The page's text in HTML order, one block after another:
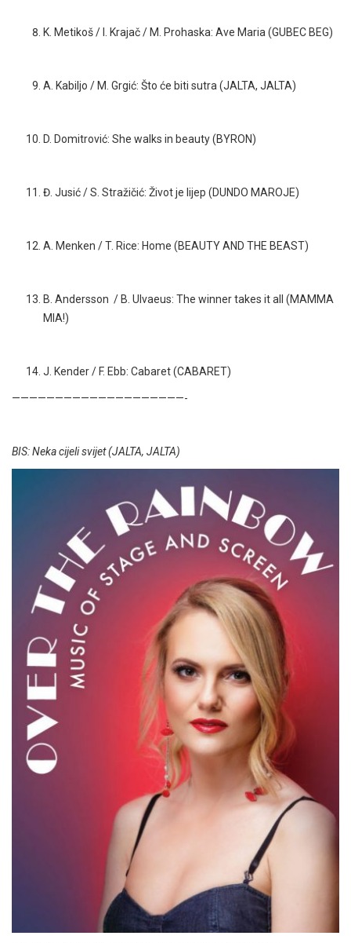
K. Metikoš / I. Krajač / M. Prohaska: Ave Maria (GUBEC BEG)
A. Kabiljo / M. Grgić: Što će biti sutra (JALTA, JALTA)
D. Domitrović: She walks in beauty (BYRON)
Đ. Jusić / S. Stražičić: Život je lijep (DUNDO MAROJE)
A. Menken / T. Rice: Home (BEAUTY AND THE BEAST)
B. Andersson / B. Ulvaeus: The winner takes it all (MAMMA
MIA!)
J. Kender / F. Ebb: Cabaret (CABARET)
————————————————————-
BIS: Neka cijeli svijet (JALTA, JALTA)